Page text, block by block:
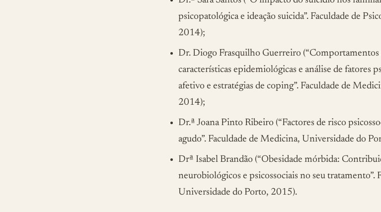
psicopatológica e ideação suicida”. Faculdade de
2014);
Dr. Diogo Frasquilho Guerreiro (“Comportamentos
características epidemiológicas e análise de fatores
afetivo e estratégias de coping”. Faculdade de
2014);
Dr.ª Joana Pinto Ribeiro (“Factores de risco
agudo”. Faculdade de Medicina, Universidade do
Drª Isabel Brandão (“Obesidade mórbida:
neurobiológicos e psicossociais no seu tratamento”.
Universidade do Porto, 2015).